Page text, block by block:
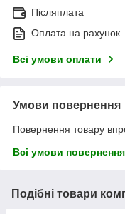
Післяплата
Оплата на рахунок
Всі умови оплати
Умови повернення
Повернення товару
Всі умови повернення
Подібні товари